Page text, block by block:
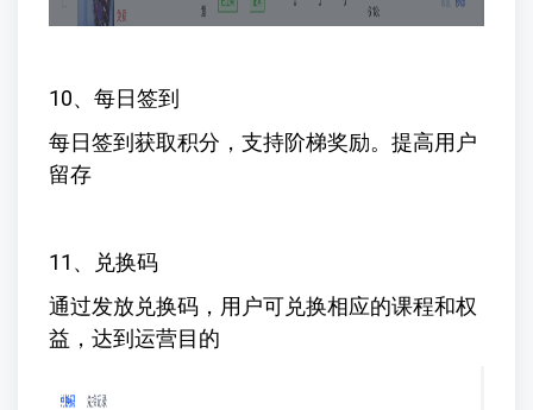
10、每日签到
每日签到获取积分，支持阶梯奖励。提高用户
留存
11、兑换码
通过发放兑换码，用户可兑换相应的课程和权
益，达到运营目的